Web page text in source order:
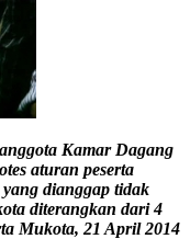
Kamar Dagang
aturan peserta
dianggap tidak
diterangkan dari 4
Mukota, 21 April 2014